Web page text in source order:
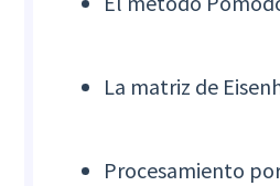
La matriz de
Procesamiento